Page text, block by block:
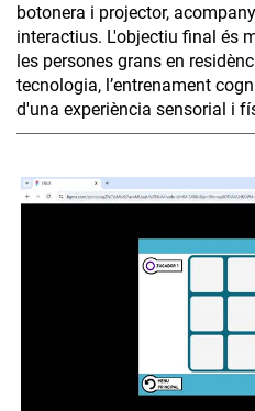
botonera i projector,
interactius. L'objectiu final és
les persones grans en
tecnologia, l’entrenament
d'una experiència sensorial i